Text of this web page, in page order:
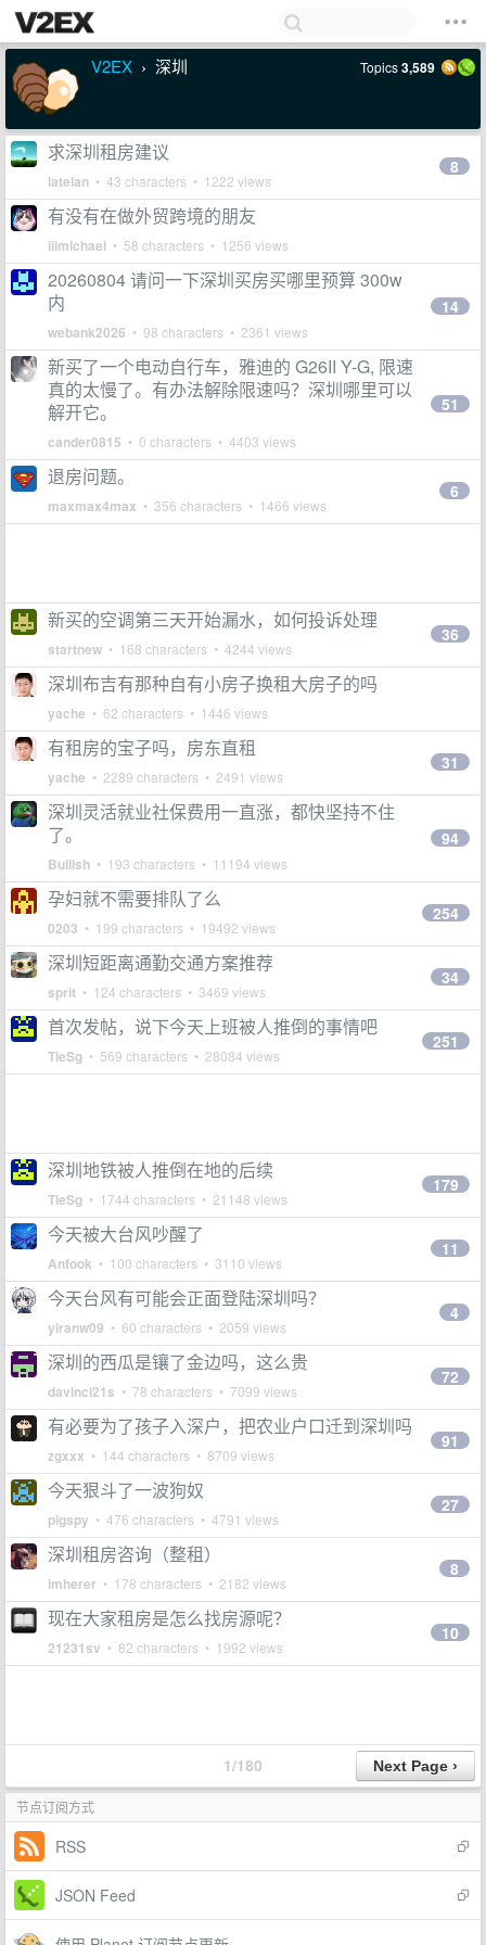
V2EX › 深圳 Topics3,589
求深圳租房建议
latelan • 43 characters • 1222 views
8
有没有在做外贸跨境的朋友
iiimichael • 58 characters • 1256 views
20260804 请问一下深圳买房买哪里预算 300w
内
webank2026 • 98 characters • 2361 views
14
新买了一个电动自行车，雅迪的 G26II Y-G, 限速
真的太慢了。有办法解除限速吗？深圳哪里可以
解开它。
cander0815 • 0 characters • 4403 views
51
退房问题。
maxmax4max • 356 characters • 1466 views
6
新买的空调第三天开始漏水，如何投诉处理
startnew • 168 characters • 4244 views
36
深圳布吉有那种自有小房子换租大房子的吗
yache • 62 characters • 1446 views
有租房的宝子吗，房东直租
yache • 2289 characters • 2491 views
31
深圳灵活就业社保费用一直涨，都快坚持不住
了。
Bullish • 193 characters • 11194 views
94
孕妇就不需要排队了么
0203 • 199 characters • 19492 views
254
深圳短距离通勤交通方案推荐
sprit • 124 characters • 3469 views
34
首次发帖，说下今天上班被人推倒的事情吧
TieSg • 569 characters • 28084 views
251
深圳地铁被人推倒在地的后续
TieSg • 1744 characters • 21148 views
179
今天被大台风吵醒了
Anfook • 100 characters • 3110 views
11
今天台风有可能会正面登陆深圳吗？
yiranw09 • 60 characters • 2059 views
4
深圳的西瓜是镶了金边吗，这么贵
davinci21s • 78 characters • 7099 views
72
有必要为了孩子入深户，把农业户口迁到深圳吗
zgxxx • 144 characters • 8709 views
91
今天狠斗了一波狗奴
pigspy • 476 characters • 4791 views
27
深圳租房咨询（整租）
imherer • 178 characters • 2182 views
8
现在大家租房是怎么找房源呢？
21231sv • 82 characters • 1992 views
10
1/180
节点订阅方式
RSS
JSON Feed